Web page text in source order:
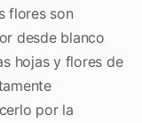
flores son
desde blanco
hojas y flores de
por la